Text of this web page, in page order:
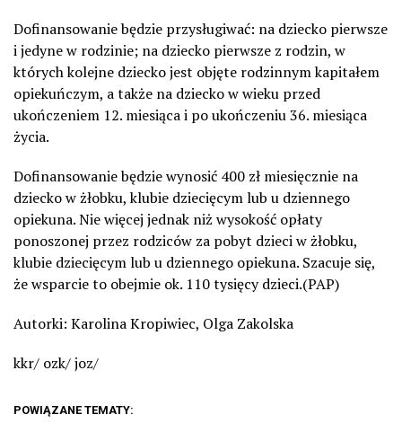
Dofinansowanie będzie przysługiwać: na dziecko pierwsze
i jedyne w rodzinie; na dziecko pierwsze z rodzin, w
których kolejne dziecko jest objęte rodzinnym kapitałem
opiekuńczym, a także na dziecko w wieku przed
ukończeniem 12. miesiąca i po ukończeniu 36. miesiąca
życia.
Dofinansowanie będzie wynosić 400 zł miesięcznie na
dziecko w żłobku, klubie dziecięcym lub u dziennego
opiekuna. Nie więcej jednak niż wysokość opłaty
ponoszonej przez rodziców za pobyt dzieci w żłobku,
klubie dziecięcym lub u dziennego opiekuna. Szacuje się,
że wsparcie to obejmie ok. 110 tysięcy dzieci.(PAP)
Autorki: Karolina Kropiwiec, Olga Zakolska
kkr/ ozk/ joz/
POWIĄZANE TEMATY: